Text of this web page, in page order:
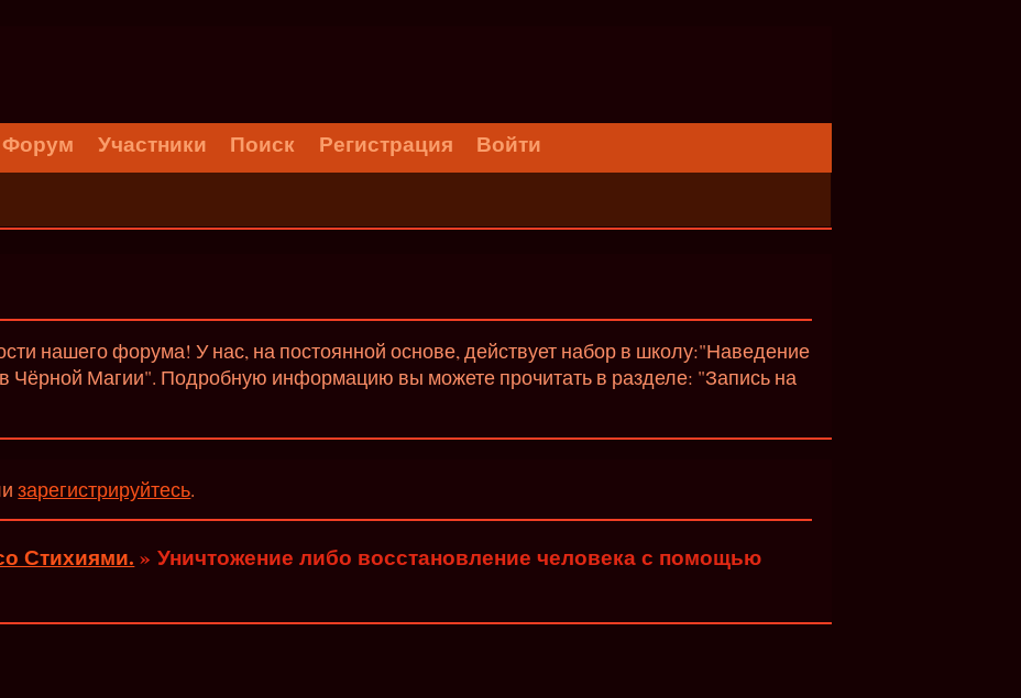
Форум Участники Поиск Регистрация Войти
нашего форума! У нас, на постоянной основе, действует набор в школу:"Наведение
в Чёрной Магии". Подробную информацию вы можете прочитать в разделе: "Запись на
зарегистрируйтесь.
Стихиями. »Уничтожение либо восстановление человека с помощью